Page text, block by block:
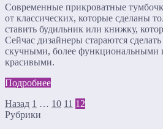
Современные прикроватные
от классических, которые сделаны
ставить будильник или книжку,
Сейчас дизайнеры стараются
скучными, более функциональными
красивыми.
Подробнее
Назад 1 … 10 11 12
Рубрики